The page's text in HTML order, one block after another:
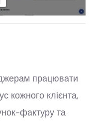
працювати
кожного клієнта,
фактуру та